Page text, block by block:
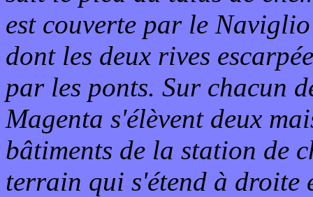
est couverte par le
dont les deux rives
par les ponts. Sur chacun
Magenta s'élèvent deux
bâtiments de la station de
terrain qui s'étend à droite